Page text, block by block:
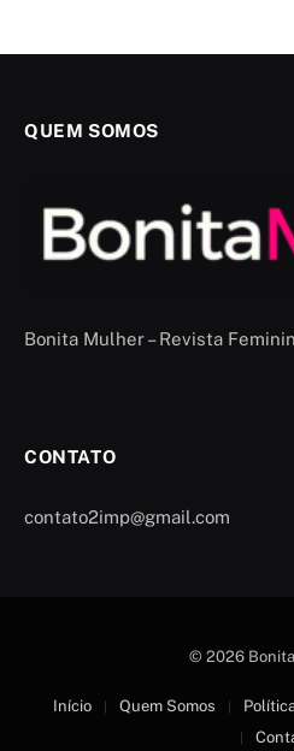
QUEM SOMOS
Bonita Mulher – Revista
CONTATO
contato2imp@gmail.com
© 2026
Início Quem Somos